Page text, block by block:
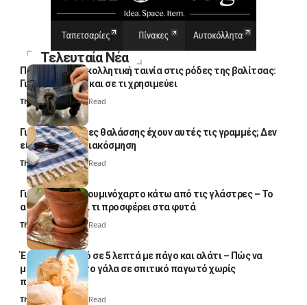
Τελευταία Νέα
Πολλοί βάζουν κολλητική ταινία στις ρόδες της βαλίτσας:
Γιατί το κάνουν και σε τι χρησιμεύει
Thali Ombre 4 Min Read
Γιατί οι πετσέτες θαλάσσης έχουν αυτές τις γραμμές; Δεν
είναι μόνο για διακόσμηση
Thali Ombre5 Min Read
Γιατί βάζουν αλουμινόχαρτο κάτω από τις γλάστρες – Το
απλό κόλπο και τι προσφέρει στα φυτά
Thali Ombre4 Min Read
Έτοιμο παγωτό σε 5 λεπτά με πάγο και αλάτι – Πώς να
μετατρέψετε το γάλα σε σπιτικό παγωτό χωρίς
παγωτομηχανή
Thali Ombre 4 Min Read